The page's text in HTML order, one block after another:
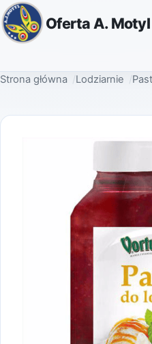
Oferta A. Motyl
Strona główna Lodziarnie